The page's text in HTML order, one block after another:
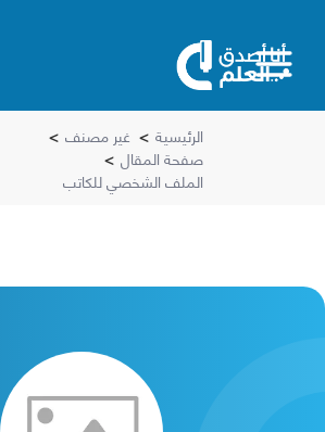
الرئيسية > غير مصنف >
صفحة المقال >
الملف الشخصي للكاتب